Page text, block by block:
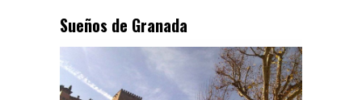
Sueños de Granada